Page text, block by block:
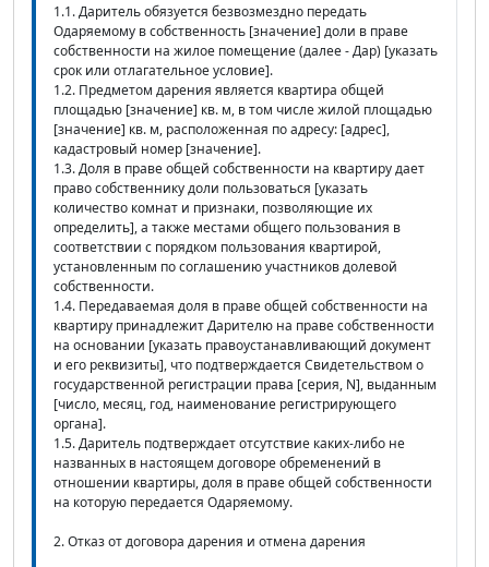
1.1. Даритель обязуется безвозмездно передать
Одаряемому в собственность [значение] доли в праве
собственности на жилое помещение (далее - Дар) [указать
срок или отлагательное условие].
1.2. Предметом дарения является квартира общей
площадью [значение] кв. м, в том числе жилой площадью
[значение] кв. м, расположенная по адресу: [адрес],
кадастровый номер [значение].
1.3. Доля в праве общей собственности на квартиру дает
право собственнику доли пользоваться [указать
количество комнат и признаки, позволяющие их
определить], а также местами общего пользования в
соответствии с порядком пользования квартирой,
установленным по соглашению участников долевой
собственности.
1.4. Передаваемая доля в праве общей собственности на
квартиру принадлежит Дарителю на праве собственности
на основании [указать правоустанавливающий документ
и его реквизиты], что подтверждается Свидетельством о
государственной регистрации права [серия, N], выданным
[число, месяц, год, наименование регистрирующего
органа].
1.5. Даритель подтверждает отсутствие каких-либо не
названных в настоящем договоре обременений в
отношении квартиры, доля в праве общей собственности
на которую передается Одаряемому.
2. Отказ от договора дарения и отмена дарения